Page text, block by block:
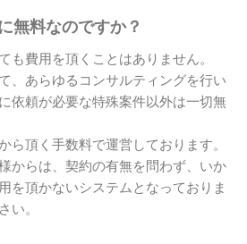
無料なのですか？
も費用を頂くことはありません。
、あらゆるコンサルティングを行い
依頼が必要な特殊案件以外は一切無
ら頂く手数料で運営しております。
からは、契約の有無を問わず、いか
を頂かないシステムとなっておりま
い。